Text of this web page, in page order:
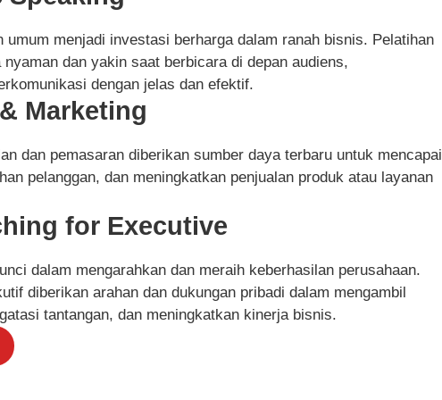
umum menjadi investasi berharga dalam ranah bisnis. Pelatihan
dan yakin saat berbicara di depan audiens,
dengan jelas dan efektif.
Marketing
dan pemasaran diberikan sumber daya terbaru untuk mencapai
pelanggan, dan meningkatkan penjualan produk atau layanan
for Executive
dalam mengarahkan dan meraih keberhasilan perusahaan.
diberikan arahan dan dukungan pribadi dalam mengambil
tantangan, dan meningkatkan kinerja bisnis.